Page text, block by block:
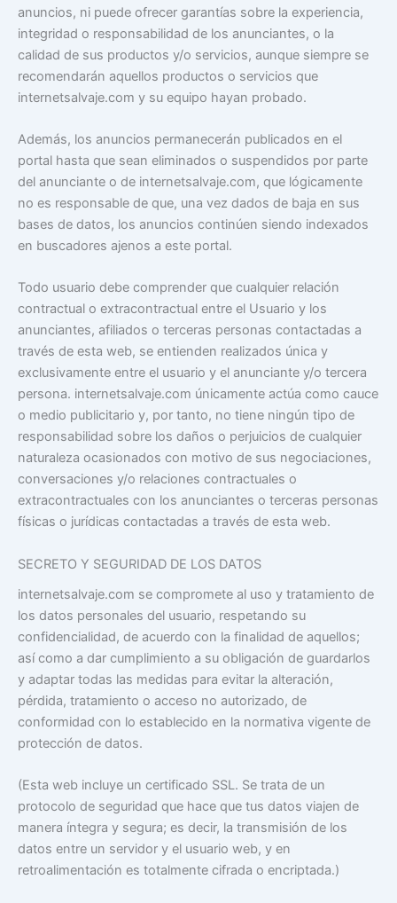
anuncios, ni puede ofrecer garantías sobre la experiencia,
integridad o responsabilidad de los anunciantes, o la
calidad de sus productos y/o servicios, aunque siempre se
recomendarán aquellos productos o servicios que
internetsalvaje.com y su equipo hayan probado.
Además, los anuncios permanecerán publicados en el
portal hasta que sean eliminados o suspendidos por parte
del anunciante o de internetsalvaje.com, que lógicamente
no es responsable de que, una vez dados de baja en sus
bases de datos, los anuncios continúen siendo indexados
en buscadores ajenos a este portal.
Todo usuario debe comprender que cualquier relación
contractual o extracontractual entre el Usuario y los
anunciantes, afiliados o terceras personas contactadas a
través de esta web, se entienden realizados única y
exclusivamente entre el usuario y el anunciante y/o tercera
persona. internetsalvaje.com únicamente actúa como cauce
o medio publicitario y, por tanto, no tiene ningún tipo de
responsabilidad sobre los daños o perjuicios de cualquier
naturaleza ocasionados con motivo de sus negociaciones,
conversaciones y/o relaciones contractuales o
extracontractuales con los anunciantes o terceras personas
físicas o jurídicas contactadas a través de esta web.
SECRETO Y SEGURIDAD DE LOS DATOS
internetsalvaje.com se compromete al uso y tratamiento de
los datos personales del usuario, respetando su
confidencialidad, de acuerdo con la finalidad de aquellos;
así como a dar cumplimiento a su obligación de guardarlos
y adaptar todas las medidas para evitar la alteración,
pérdida, tratamiento o acceso no autorizado, de
conformidad con lo establecido en la normativa vigente de
protección de datos.
(Esta web incluye un certificado SSL. Se trata de un
protocolo de seguridad que hace que tus datos viajen de
manera íntegra y segura; es decir, la transmisión de los
datos entre un servidor y el usuario web, y en
retroalimentación es totalmente cifrada o encriptada.)